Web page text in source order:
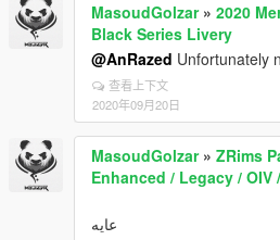
MasoudGolzar» 2020
Black Series Livery
@AnRazed Unfortunately
查看上下文
2020年09月20日
MasoudGolzar» ZRims
Enhanced / Legacy / OIV
عایه